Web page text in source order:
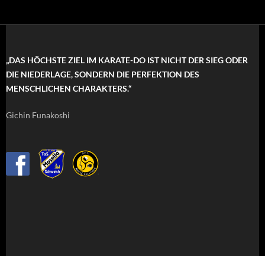
„DAS HÖCHSTE ZIEL IM KARATE-DO IST NICHT DER SIEG ODER
DIE NIEDERLAGE, SONDERN DIE PERFEKTION DES
MENSCHLICHEN CHARAKTERS.“
Gichin Funakoshi